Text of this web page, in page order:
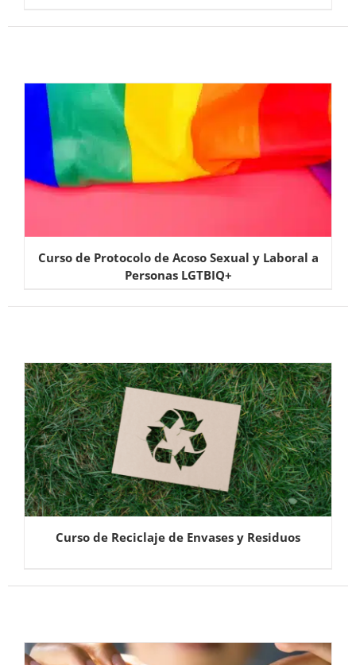
Curso de Protocolo de Acoso Sexual y Laboral a
Personas LGTBIQ+
Curso de Reciclaje de Envases y Residuos